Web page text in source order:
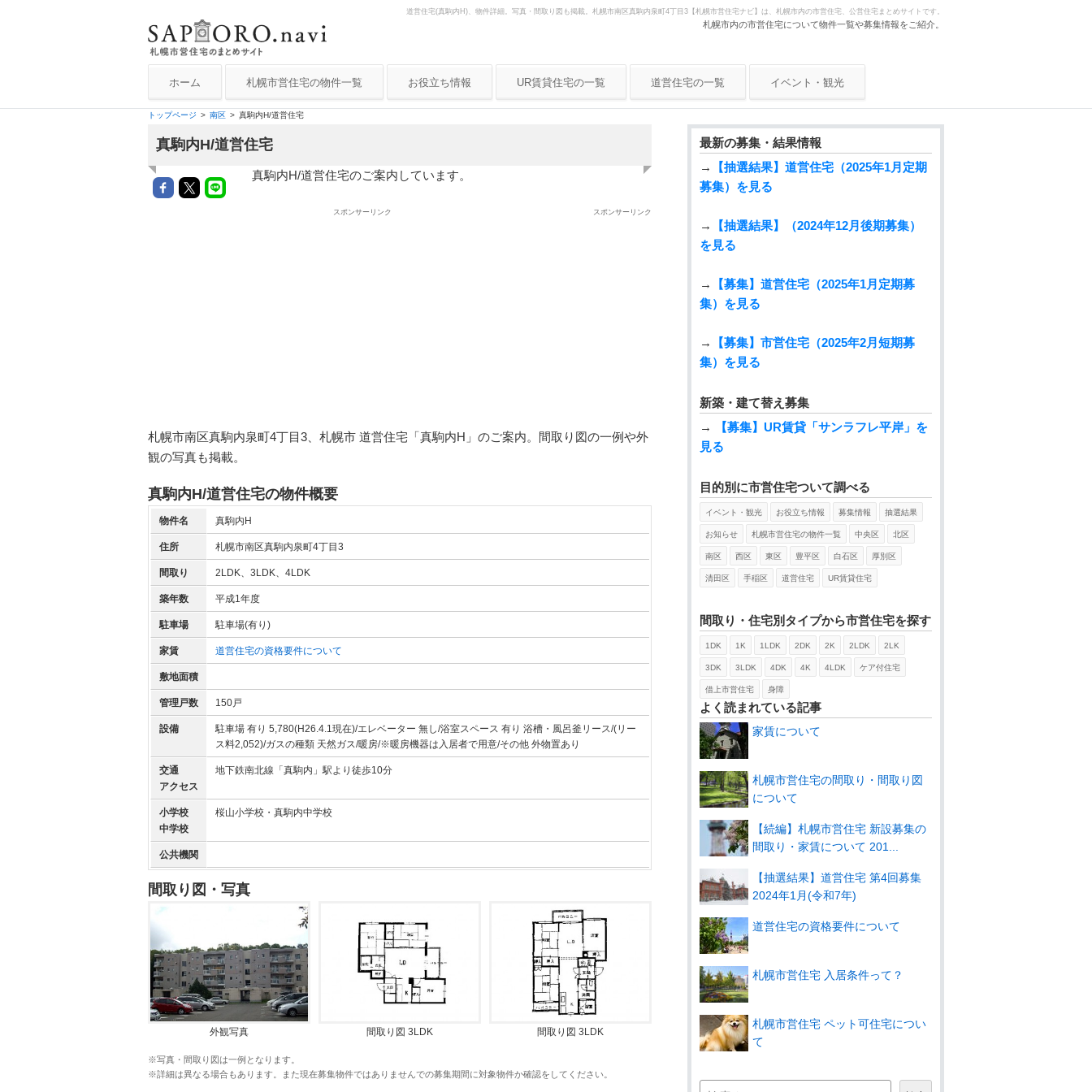
道営住宅(真駒内H)、物件詳細。写真・間取り図も掲載。札幌市南区真駒内泉町4丁目3【札幌市営住宅ナビ】は、札幌市内の市営住宅、公営住宅まとめサイトです。
札幌市内の市営住宅について物件一覧や募集情報をご紹介。
ホーム 札幌市営住宅の物件一覧
中央区
北区
南区
お役立ち情報 UR賃貸住宅の一覧 道営住宅の一覧 イベント・観光
トップページ 南区 真駒内H/道営住宅
真駒内H/道営住宅
真駒内H/道営住宅のご案内しています。
スポンサーリンク
スポンサーリンク
札幌市南区真駒内泉町4丁目3、札幌市 道営住宅「真駒内H」のご案内。間取り図の一例や外
観の写真も掲載。
真駒内H/道営住宅の物件概要
物件名 真駒内H
住所 札幌市南区真駒内泉町4丁目3
間取り 2LDK、3LDK、4LDK
築年数 平成1年度
駐車場 駐車場(有り)
家賃 道営住宅の資格要件について
敷地面積
管理戸数 150戸
設備
駐車場 有り 5,780(H26.4.1現在)/エレベーター 無し/浴室スペース 有り 浴槽・風呂釜リース/(リー
ス料2,052)/ガスの種類 天然ガス/暖房/※暖房機器は入居者で用意/その他 外物置あり
交通
アクセス
地下鉄南北線「真駒内」駅より徒歩10分
小学校
中学校
桜山小学校・真駒内中学校
公共機関
間取り図・写真
外観写真 間取り図 3LDK 間取り図 3LDK
※写真・間取り図は一例となります。
※詳細は異なる場合もあります。また現在募集物件ではありませんでの募集期間に対象物件か確認をしてください。
最新の募集・結果情報
→
【抽選結果】道営住宅（2025年1月定期
募集）を見る
→
【抽選結果】（2024年12月後期募集）
を見る
→
【募集】道営住宅（2025年1月定期募
集）を見る
→
【募集】市営住宅（2025年2月短期募
集）を見る
新築・建て替え募集
→
【募集】UR賃貸「サンラフレ平岸」を
見る
目的別に市営住宅ついて調べる
イベント・観光 お役立ち情報 募集情報 抽選結果
お知らせ 札幌市営住宅の物件一覧 中央区 北区
南区 西区 東区 豊平区 白石区 厚別区
清田区 手稲区 道営住宅 UR賃貸住宅
間取り・住宅別タイプから市営住宅を探す
1DK 1K 1LDK 2DK 2K 2LDK 2LK
3DK 3LDK 4DK 4K 4LDK ケア付住宅
借上市営住宅 身障
よく読まれている記事
家賃について
札幌市営住宅の間取り・間取り図
について
【続編】札幌市営住宅 新設募集の
間取り・家賃について 201...
【抽選結果】道営住宅 第4回募集
2024年1月(令和7年)
道営住宅の資格要件について
札幌市営住宅 入居条件って？
札幌市営住宅 ペット可住宅につい
て
検